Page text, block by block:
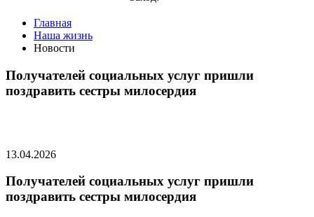
Главная
Наша жизнь
Новости
Получателей социальных услуг пришли
поздравить сестры милосердия
13.04.2026
Получателей социальных услуг пришли
поздравить сестры милосердия